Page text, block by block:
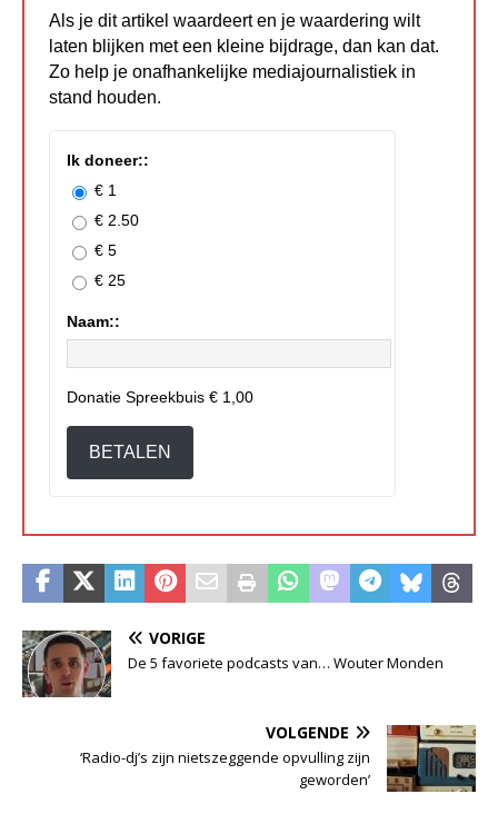
Als je dit artikel waardeert en je waardering wilt
laten blijken met een kleine bijdrage, dan kan dat.
Zo help je onafhankelijke mediajournalistiek in
stand houden.
Ik doneer::
€ 1
€ 2.50
€ 5
€ 25
Naam::
Donatie Spreekbuis € 1,00
BETALEN
VORIGE
De 5 favoriete podcasts van… Wouter Monden
VOLGENDE
‘Radio-dj’s zijn nietszeggende opvulling zijn
geworden’